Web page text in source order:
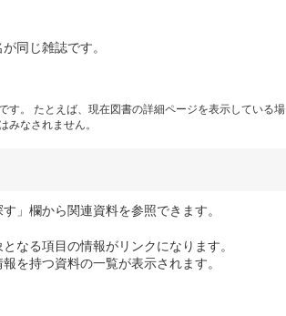
同じ雑誌です。
す。 たとえば、現在図書の詳細ページを表示している場
みなされません。
」欄から関連資料を参照できます。
なる項目の情報がリンクになります。
を持つ資料の一覧が表示されます。